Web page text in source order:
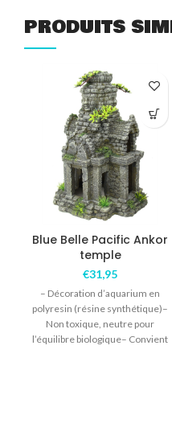
PRODUITS
Blue Belle Pacific Ankor
temple
€31,95
– Décoration d’aquarium en
polyresin (résine synthétique)–
Non toxique, neutre pour
l’équilibre biologique– Convient